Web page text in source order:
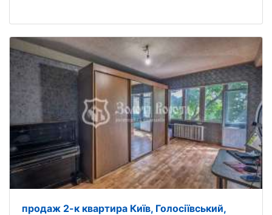
продаж 2-к квартира Київ, Голосіївський,